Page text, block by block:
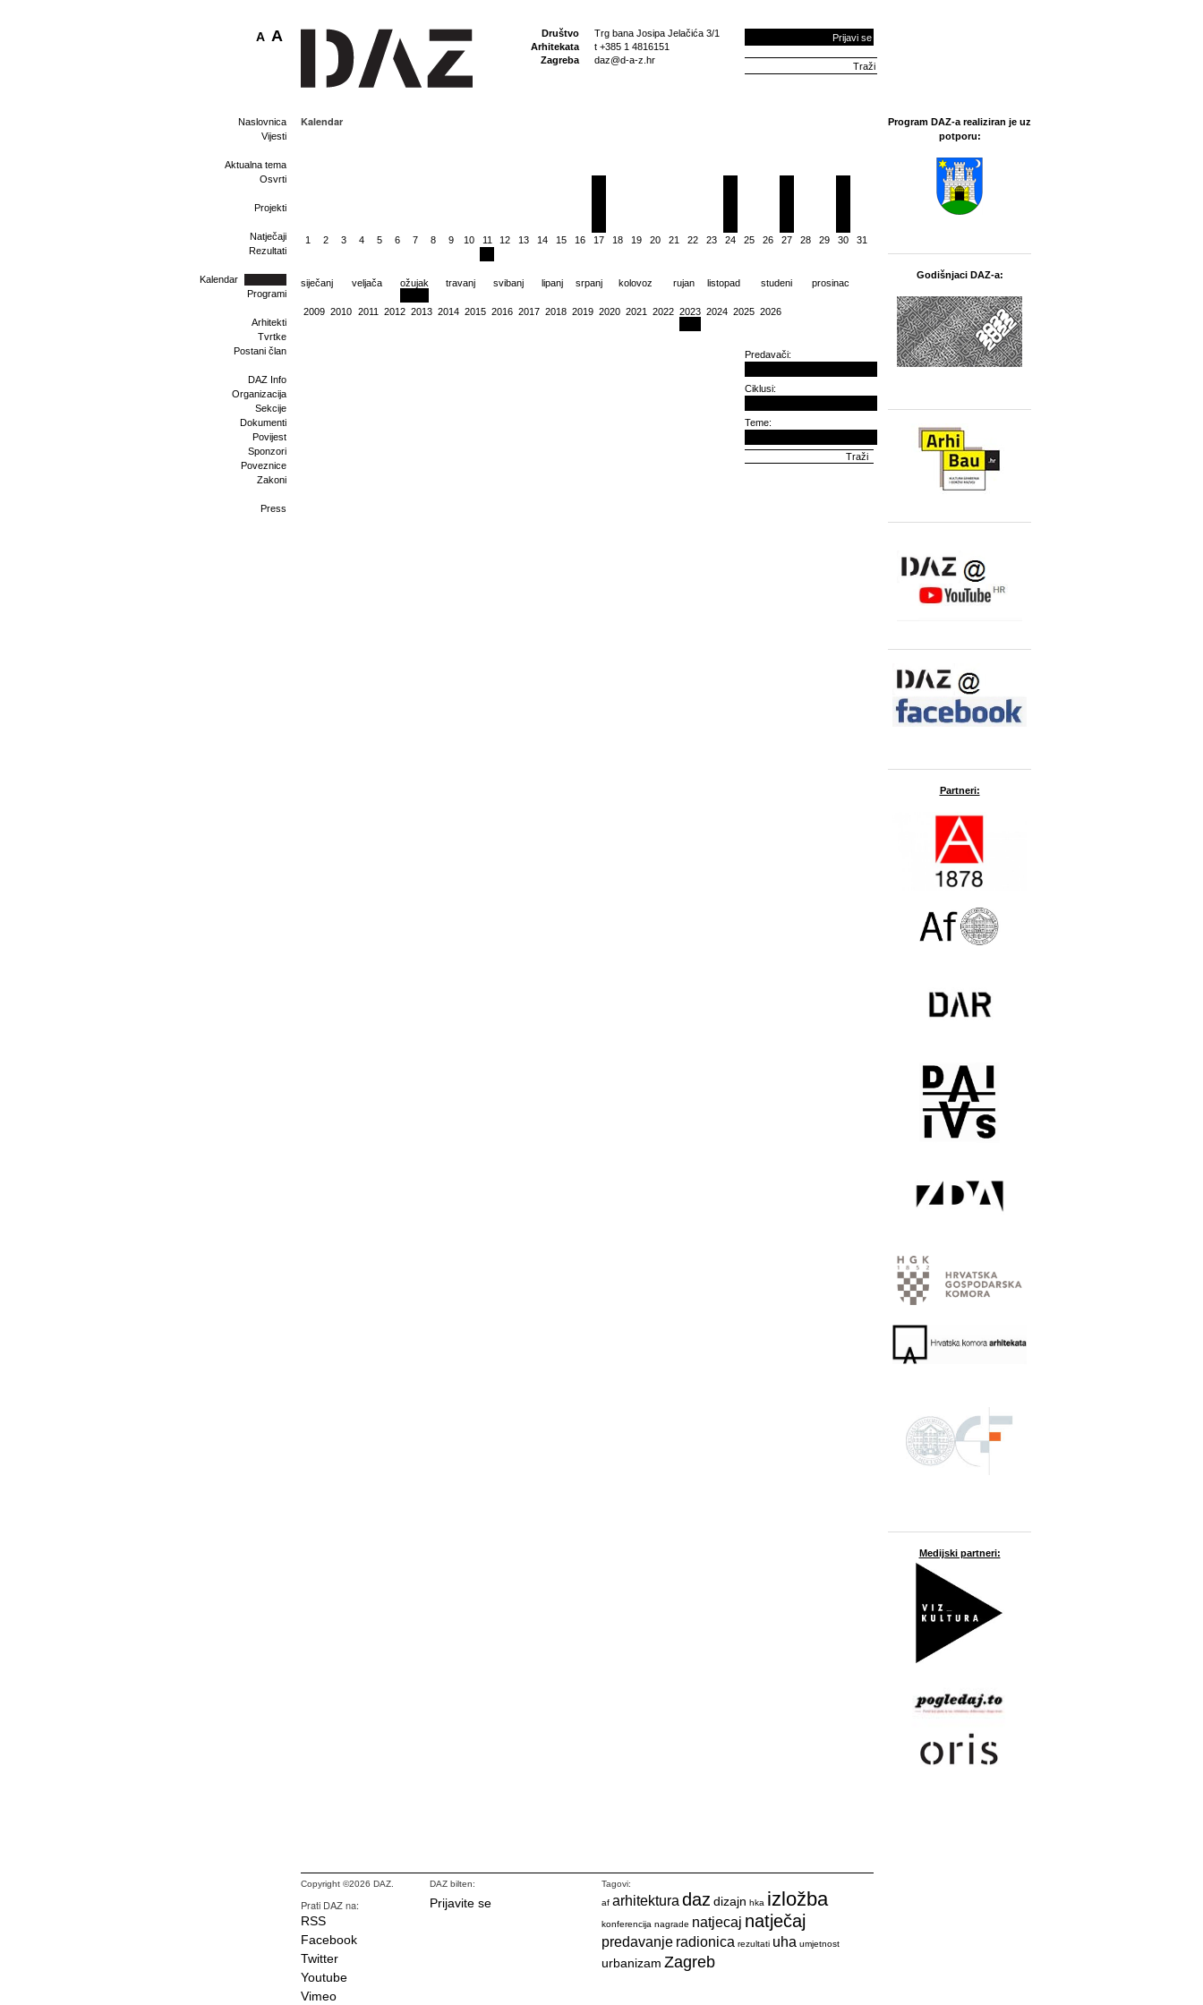
Društvo
Arhitekata
Zagreba
Trg bana Josipa Jelačića 3/1
t +385 1 4816151
daz@d-a-z.hr
Prijavi se
A A
Naslovnica
Vijesti
Aktualna tema
Osvrti
Projekti
Natječaji
Rezultati
Kalendar
Programi
Arhitekti
Tvrtke
Postani član
DAZ Info
Organizacija
Sekcije
Dokumenti
Povijest
Sponzori
Poveznice
Zakoni
Press
Kalendar
1 2 3 4 5 6 7 8 9 10 11 12 13 14 15 16 17 18 19 20 21 22 23 24 25 26 27 28 29 30 31
siječanj veljača ožujak travanj svibanj lipanj srpanj kolovoz rujan listopad studeni prosinac
2009 2010 2011 2012 2013 2014 2015 2016 2017 2018 2019 2020 2021 2022 2023 2024 2025 2026
Predavači:
Ciklusi:
Teme:
Program DAZ-a realiziran je uz
potporu:
Godišnjaci DAZ-a:
Partneri:
Medijski partneri:
Copyright ©2026 DAZ.
Prati DAZ na:
RSS
Facebook
Twitter
Youtube
Vimeo
DAZ bilten:
Prijavite se
Tagovi:
af arhitektura daz dizajn hka izložba
konferencija nagrade natjecaj natječaj
predavanje radionica rezultati uha umjetnost
urbanizam Zagreb